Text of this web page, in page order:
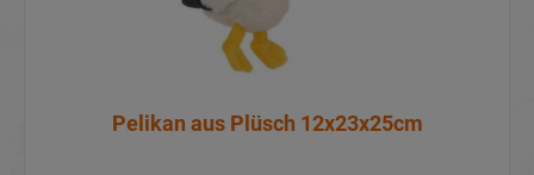
Pelikan aus Plüsch 12x23x25cm